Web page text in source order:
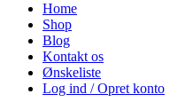
Home
Shop
Blog
Kontakt os
Ønskeliste
Log ind / Opret konto